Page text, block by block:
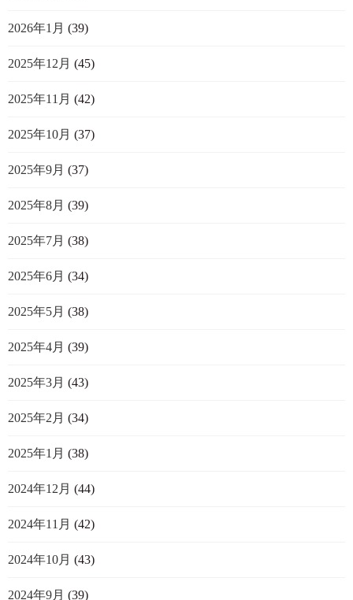
2026年1月 (39)
2025年12月 (45)
2025年11月 (42)
2025年10月 (37)
2025年9月 (37)
2025年8月 (39)
2025年7月 (38)
2025年6月 (34)
2025年5月 (38)
2025年4月 (39)
2025年3月 (43)
2025年2月 (34)
2025年1月 (38)
2024年12月 (44)
2024年11月 (42)
2024年10月 (43)
2024年9月 (39)